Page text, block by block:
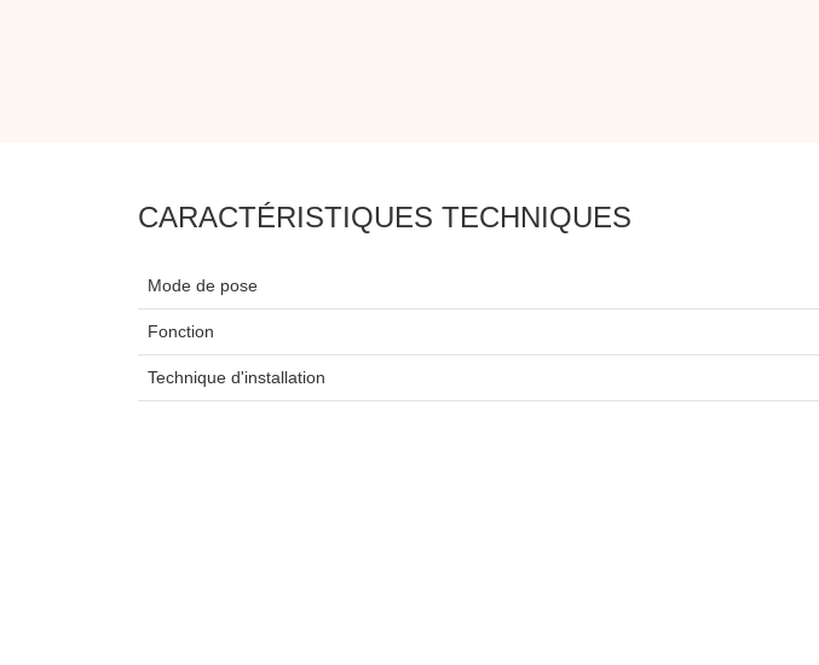
CARACTÉRISTIQUES TECHNIQUES
Mode de pose
Fonction
Technique d'installation